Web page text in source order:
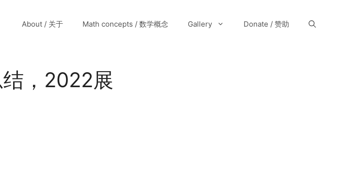
About / 关于 Math concepts / 数学概念 Gallery Donate / 赞助
，2022展